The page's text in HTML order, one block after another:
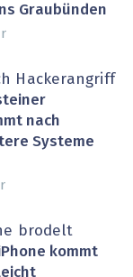
Graubünden
Hackerangriff
nach
Systeme
brodelt
kommt